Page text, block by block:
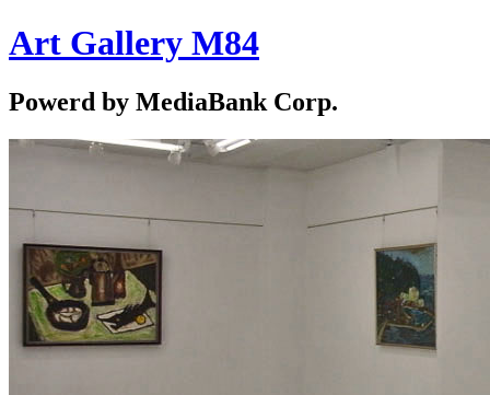
Art Gallery M84
Powerd by MediaBank Corp.